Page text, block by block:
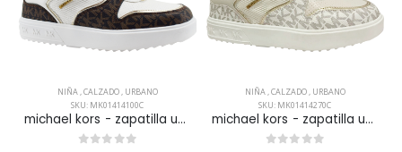
NIÑA,CALZADO, URBANO
SKU: MK01414100C
michael kors - zapatilla urnbana emmet rumi para niña junior
NIÑA,CALZADO, URBANO
SKU: MK01414270C
michael kors - zapatilla urnbana emmet rumi para niña junior